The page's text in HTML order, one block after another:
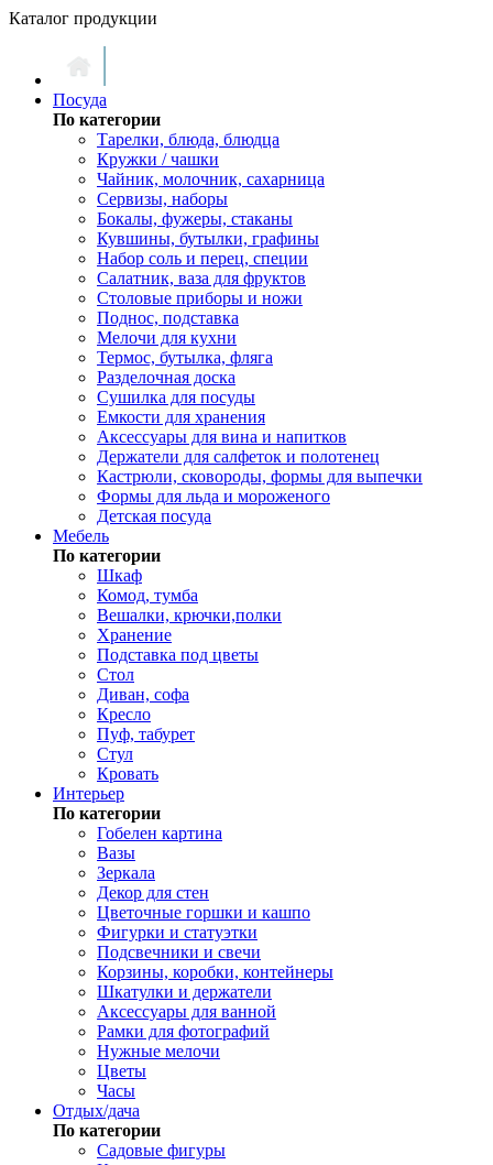
Каталог продукции
Посуда
По категории
Тарелки, блюда, блюдца
Кружки / чашки
Чайник, молочник, сахарница
Сервизы, наборы
Бокалы, фужеры, стаканы
Кувшины, бутылки, графины
Набор соль и перец, специи
Салатник, ваза для фруктов
Столовые приборы и ножи
Поднос, подставка
Мелочи для кухни
Термос, бутылка, фляга
Разделочная доска
Сушилка для посуды
Емкости для хранения
Аксессуары для вина и напитков
Держатели для салфеток и полотенец
Кастрюли, сковороды, формы для выпечки
Формы для льда и мороженого
Детская посуда
Мебель
По категории
Шкаф
Комод, тумба
Вешалки, крючки,полки
Хранение
Подставка под цветы
Стол
Диван, софа
Кресло
Пуф, табурет
Стул
Кровать
Интерьер
По категории
Гобелен картина
Вазы
Зеркала
Декор для стен
Цветочные горшки и кашпо
Фигурки и статуэтки
Подсвечники и свечи
Корзины, коробки, контейнеры
Шкатулки и держатели
Аксессуары для ванной
Рамки для фотографий
Нужные мелочи
Цветы
Часы
Отдых/дача
По категории
Садовые фигуры